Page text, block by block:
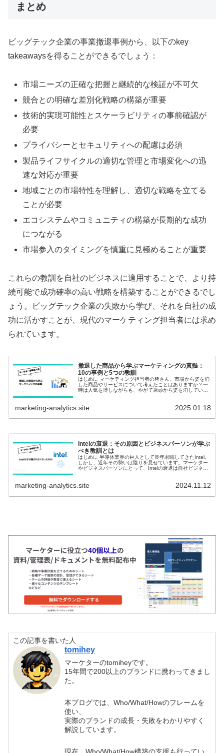
まとめ
ビッグテック企業の事業撤退事例から、以下のkey
takeawaysを得ることができるでしょう：
市場ニーズの正確な把握と継続的な検証が不可欠
競合との明確な差別化戦略の構築が重要
技術的実現可能性とスケーラビリティの事前確認が
必要
プライバシーとセキュリティへの配慮は必須
製品ライフサイクルの適切な管理と市場変化への迅
速な対応が重要
地域ごとの市場特性を理解し、適切な戦略を立てる
ことが必要
エコシステムやコミュニティの構築が長期的な成功
につながる
市場参入のタイミングを慎重に見極めることが重要
これらの教訓を自社のビジネスに適用することで、より持
続可能で成功確率の高い戦略を構築することができるでし
ょう。ビッグテック企業の失敗から学び、それを自社の成
功に活かすことが、現代のマーケティング担当者には求め
られています。
撤退した商品から学ぶマーケティングの真髄：
10の事例と5つの教訓
はじめに マーケティング担当者の皆さん、市場から姿を消
した商品やサービスについて考えたことはありますか？一
時は人気を博しながらも、やがて店頭から姿を消していっ
marketing-analytics.site 2025.01.18
Intelの衰退：その原因とビジネスパーソンが学ぶ
べき教訓とは
はじめに 半導体業界の巨人として長年君臨してきたIntel。
しかし、近年その勢いは陰りを見せています。マーケター
やビジネスパーソンにとって、Intelの衰退は自社ビジネス
marketing-analytics.site 2024.11.12
この記事を書いた人
tomihey
マーケターのtomiheyです。
15年間で200以上のブランドに携わってきまし
た。
本ブログでは、Who/What/Howのフレームを
使い、
実際のブランドの成長・失敗をわかりやすく
解説しています。